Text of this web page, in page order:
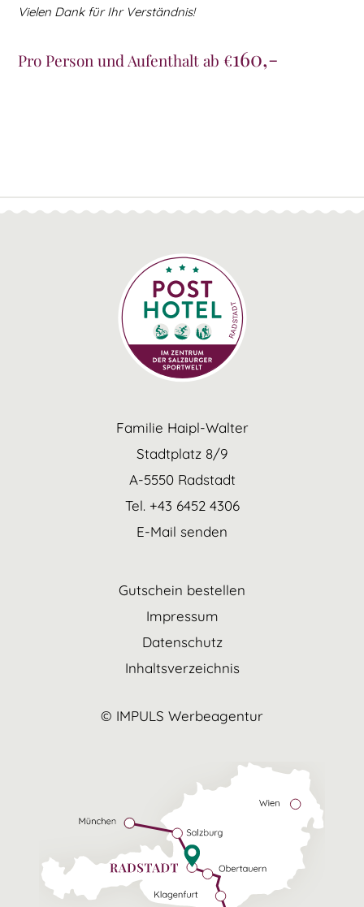
Vielen Dank für Ihr Verständnis!
Pro Person und Aufenthalt ab €160,-
Familie Haipl-Walter
Stadtplatz 8/9
A-5550 Radstadt
Tel. +43 6452 4306
E-Mail senden
Gutschein bestellen
Impressum
Datenschutz
Inhaltsverzeichnis
© IMPULS Werbeagentur